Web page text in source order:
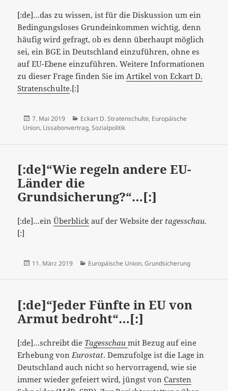
[:de]…das zu wissen, ist für die Diskussion um ein
Bedingungsloses Grundeinkommen wichtig, denn
häufig wird gefragt, ob es denn überhaupt möglich
sei, ein BGE in Deutschland einzuführen, ohne es
auf EU-Ebene einzuführen. Weitere Informationen
zu dieser Frage finden Sie imArtikel von Eckart D.
Stratenschulte.[:]
Veröffentlicht
am
7. Mai 2019 Kategorien
Eckart D. Stratenschulte, Europäische
Union, Lissabonvertrag, Sozialpolitik
[:de]“Wie regeln andere EU-
Länder die
Grundsicherung?“…[:]
[:de]…einÜberblick auf der Website der tagesschau.
[:]
Veröffentlicht
11. März 2019 Kategorien
Europäische Union, Grundsicherung
[:de]“Jeder Fünfte in EU von
Armut bedroht“…[:]
[:de]…schreibt die Tagesschaumit Bezug auf eine
Erhebung vonEurostat. Demzufolge ist die Lage in
Deutschland auch nicht so hervorragend, wie sie
immer wieder gefeiert wird, jüngst vonCarsten